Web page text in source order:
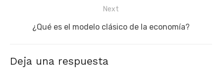
Next
Next
¿Qué es el modelo clásico de la economía?
Deja una respuesta